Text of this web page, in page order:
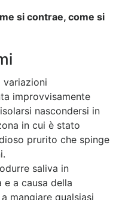
si contrae, come si
variazioni
improvvisamente
nascondersi in
in cui è stato
prurito che spinge
saliva in
e a causa della
mangiare qualsiasi